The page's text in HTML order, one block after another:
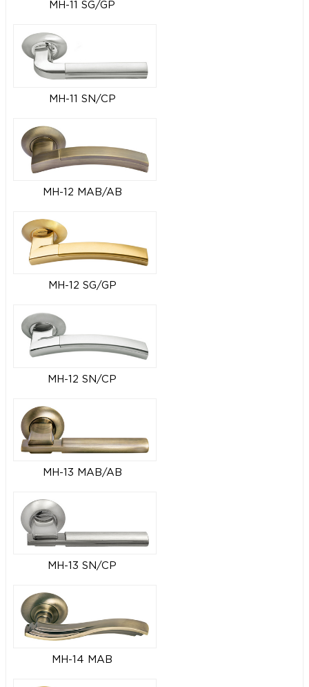
MH-11 SG/GP
MH-11 SN/CP
MH-12 MAB/AB
MH-12 SG/GP
MH-12 SN/CP
MH-13 MAB/AB
MH-13 SN/CP
MH-14 MAB